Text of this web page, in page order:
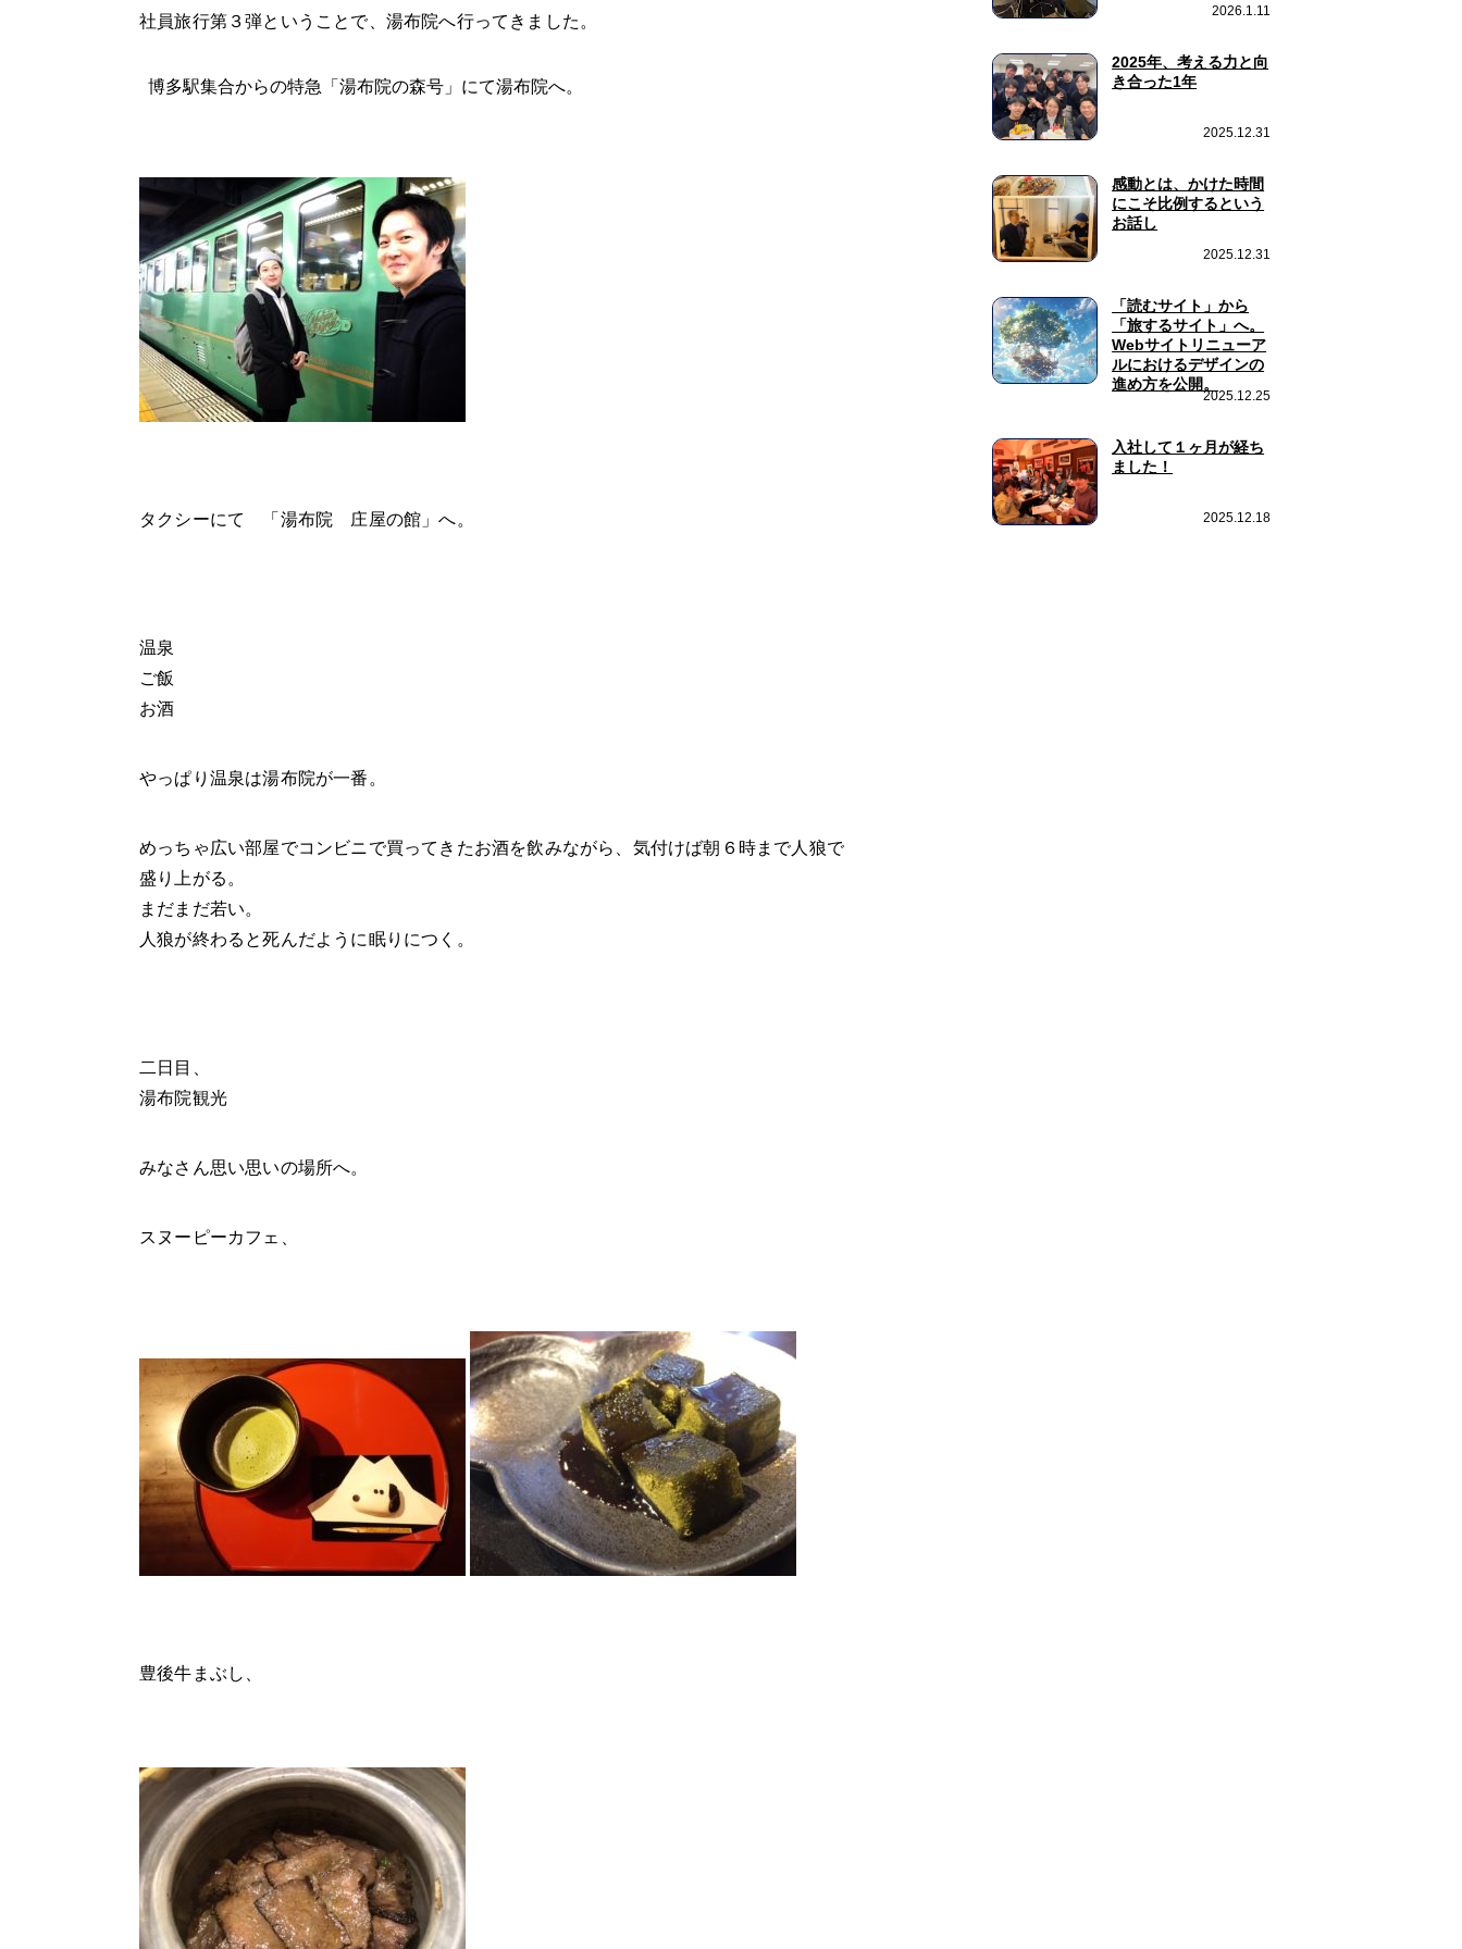
社員旅行第３弾ということで、湯布院へ行ってきました。
博多駅集合からの特急「湯布院の森号」にて湯布院へ。
タクシーにて 「湯布院 庄屋の館」へ。
温泉
ご飯
お酒
やっぱり温泉は湯布院が一番。
めっちゃ広い部屋でコンビニで買ってきたお酒を飲みながら、気付けば朝６時まで人狼で
盛り上がる。
まだまだ若い。
人狼が終わると死んだように眠りにつく。
二日目、
湯布院観光
みなさん思い思いの場所へ。
スヌーピーカフェ、
豊後牛まぶし、
2026.1.11
2025年、考える力と向
き合った1年
2025.12.31
感動とは、かけた時間
にこそ比例するという
お話し
2025.12.31
「読むサイト」から
「旅するサイト」へ。
Webサイトリニューア
ルにおけるデザインの
進め方を公開。
2025.12.25
入社して１ヶ月が経ち
ました！
2025.12.18